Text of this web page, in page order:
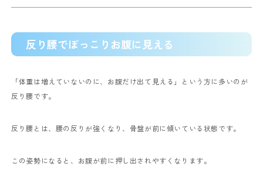
反り腰でぽっこりお腹に見える
「体重は増えていないのに、お腹だけ出て見える」
という方に多いのが
反り腰です。
反り腰とは、腰の反りが強くなり、骨盤が前に傾いている状態です。
この姿勢になると、お腹が前に押し出されやすくなります。